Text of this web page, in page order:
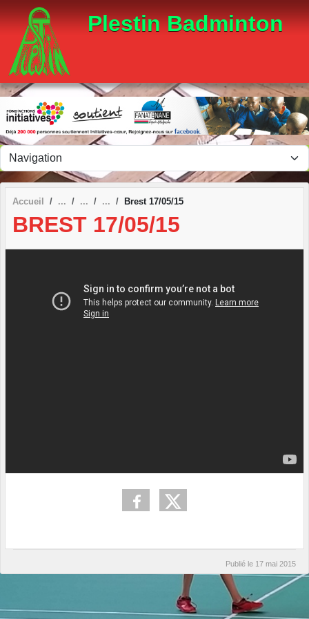
Plestin Badminton
Accueil Brest 17/05/15
BREST 17/05/15
Publié le 17 mai 2015
Panneau de gestion des cookies